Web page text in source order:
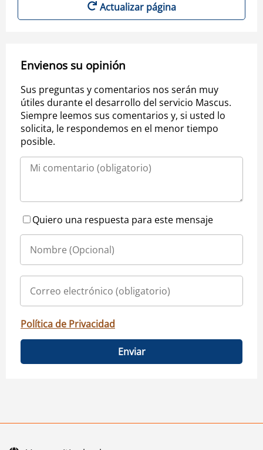
Actualizar página
Envienos su opinión
Sus preguntas y comentarios nos serán muy
útiles durante el desarrollo del servicio Mascus.
Siempre leemos sus comentarios y, si usted lo
solicita, le respondemos en el menor tiempo
posible.
Quiero una respuesta para este mensaje
Política de Privacidad
Enviar